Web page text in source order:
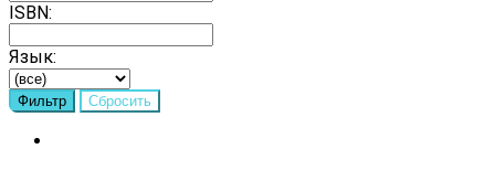
ISBN:
Язык: